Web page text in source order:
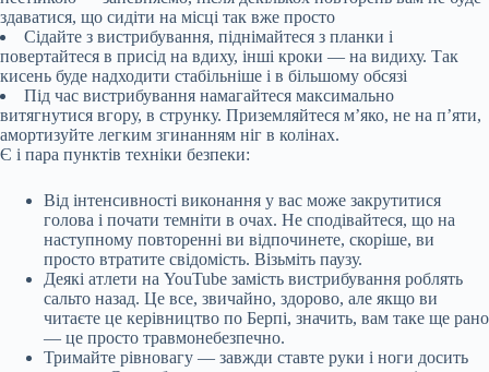
здаватися, що сидіти на місці так вже просто
Сідайте з вистрибування, піднімайтеся з планки і
повертайтеся в присід на вдиху, інші кроки — на видиху. Так
кисень буде надходити стабільніше і в більшому обсязі
Під час вистрибування намагайтеся максимально
витягнутися вгору, в струнку. Приземляйтеся м’яко, не на п’яти,
амортизуйте легким згинанням ніг в колінах.
Є і пара пунктів техніки безпеки:
Від інтенсивності виконання у вас може закрутитися
голова і почати темніти в очах. Не сподівайтеся, що на
наступному повторенні ви відпочинете, скоріше, ви
просто втратите свідомість. Візьміть паузу.
Деякі атлети на YouTube замість вистрибування роблять
сальто назад. Це все, звичайно, здорово, але якщо ви
читаєте це керівництво по Берпі, значить, вам таке ще рано
— це просто травмонебезпечно.
Тримайте рівновагу — завжди ставте руки і ноги досить